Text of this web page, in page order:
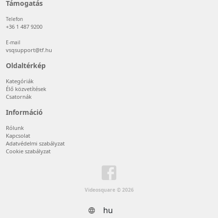
Támogatás
Telefon
+36 1 487 9200
E-mail
vsqsupport@tf.hu
Oldaltérkép
Kategóriák
Élő közvetítések
Csatornák
Információ
Rólunk
Kapcsolat
Adatvédelmi szabályzat
Cookie szabályzat
Videosquare © 2026